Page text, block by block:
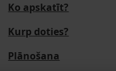
Ko apskatīt?
Kurp doties?
Plānošana